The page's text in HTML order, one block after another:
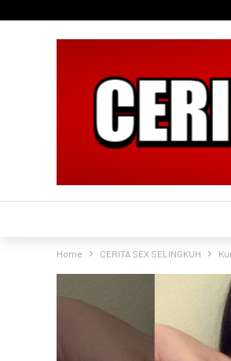
Home CERITA SEX SELINGKUH